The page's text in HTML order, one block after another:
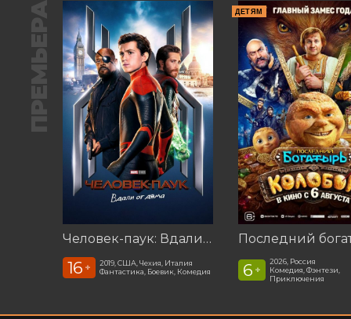
ПРЕМЬЕРА
Человек-паук: Вдали от дома (2019)
16 +
2019, США, Чехия, Италия
Фантастика, Боевик, Комедия
ДЕТЯМ
6 +
2026, Россия
Комедия, Фэнтези,
Приключения